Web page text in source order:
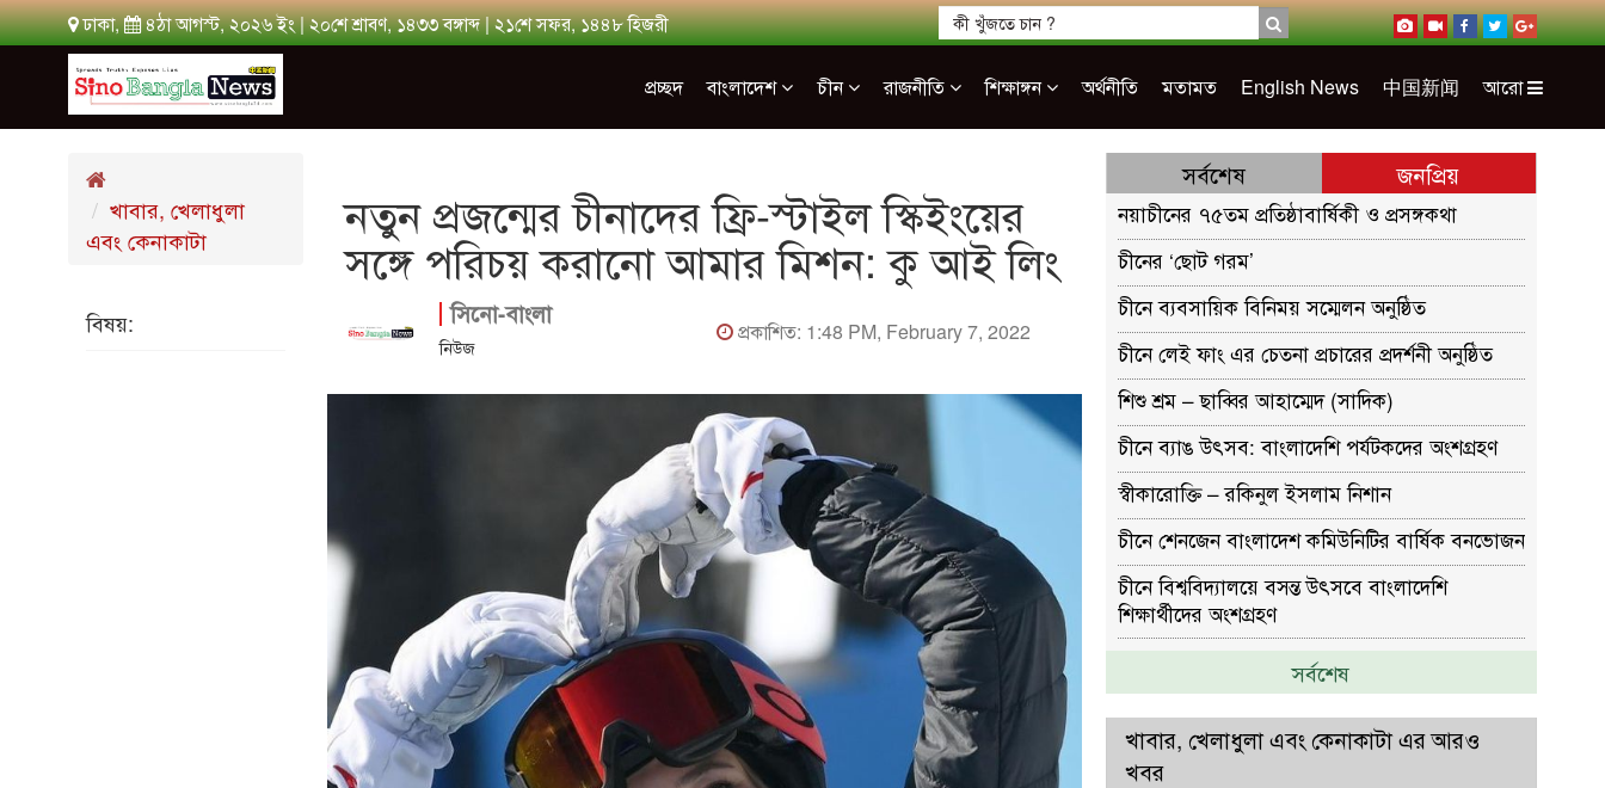
ঢাকা, ৪ঠা আগস্ট, ২০২৬ ইং | ২০শে শ্রাবণ, ১৪৩৩ বঙ্গাব্দ | ২১শে সফর, ১৪৪৮ হিজরী
প্রচ্ছদ বাংলাদেশ চীন রাজনীতি শিক্ষাঙ্গন অর্থনীতি মতামত English News 中国新闻 আরো
নতুন প্রজন্মের চীনাদের ফ্রি-স্টাইল স্কিইংয়ের
সঙ্গে পরিচয় করানো আমার মিশন: কু আই লিং
সিনো-বাংলা
নিউজ
প্রকাশিত: 1:48 PM, February 7, 2022
খাবার, খেলাধুলা
এবং কেনাকাটা
বিষয়:
সর্বশেষ জনপ্রিয়
নয়াচীনের ৭৫তম প্রতিষ্ঠাবার্ষিকী ও প্রসঙ্গকথা
চীনের ‘ছোট গরম’
চীনে ব্যবসায়িক বিনিময় সম্মেলন অনুষ্ঠিত
চীনে লেই ফাং এর চেতনা প্রচারের প্রদর্শনী অনুষ্ঠিত
শিশু শ্রম – ছাব্বির আহাম্মেদ (সাদিক)
চীনে ব্যাঙ উৎসব: বাংলাদেশি পর্যটকদের অংশগ্রহণ
স্বীকারোক্তি – রকিনুল ইসলাম নিশান
চীনে শেনজেন বাংলাদেশ কমিউনিটির বার্ষিক বনভোজন
চীনে বিশ্ববিদ্যালয়ে বসন্ত উৎসবে বাংলাদেশি
শিক্ষার্থীদের অংশগ্রহণ
সর্বশেষ
খাবার, খেলাধুলা এবং কেনাকাটা এর আরও
খবর